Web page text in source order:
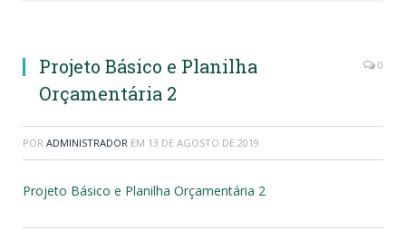
Projeto Básico e Planilha
Orçamentária 2
0
POR ADMINISTRADOR EM 13 DE AGOSTO DE 2019
Projeto Básico e Planilha Orçamentária 2